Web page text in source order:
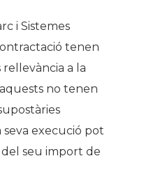
i Sistemes
tenen
a la
no tenen
seva execució pot
seu import de